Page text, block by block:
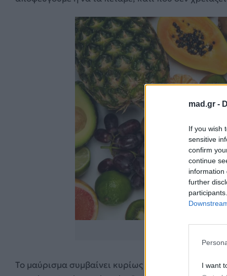
mad.gr -
If you wish
sensitive
confirm
continue
information
further
I want
Το μαύρισμα συμβαίνει κυρίως λόγω της